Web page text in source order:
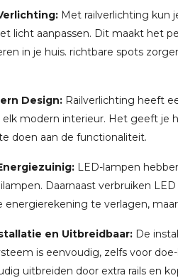
Met railverlichting kun
licht aanpassen. Dit maakt het
in je huis. richtbare spots
Design: Railverlichting heeft
elk modern interieur. Het geeft je
doen aan de functionaliteit.
LED-lampen
Daarnaast verbruiken
energierekening te verlagen,
en Uitbreidbaar: De
is eenvoudig, zelfs voor
uitbreiden door extra rails en